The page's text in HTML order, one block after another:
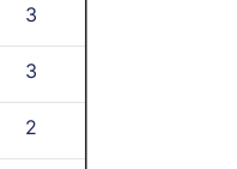
3
3
2